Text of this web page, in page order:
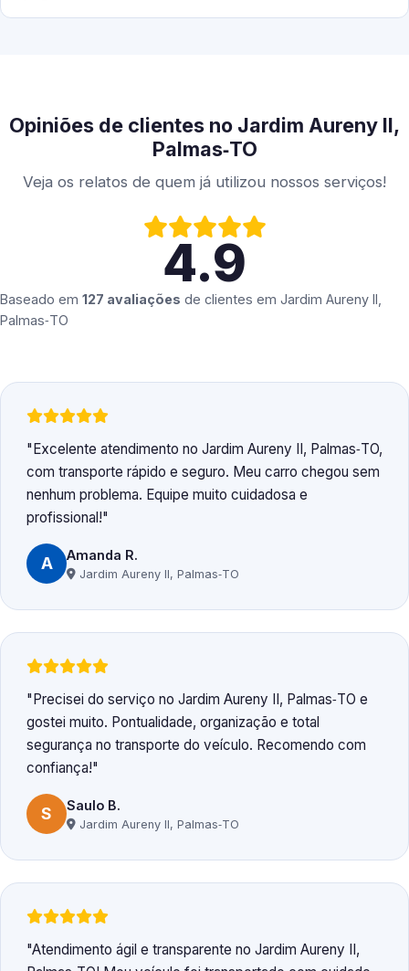
Opiniões de clientes no Jardim Aureny II,
Palmas‑TO
Veja os relatos de quem já utilizou nossos serviços!
4.9
Baseado em 127 avaliações de clientes em Jardim Aureny II,
Palmas‑TO
Excelente atendimento no Jardim Aureny II, Palmas‑TO,
com transporte rápido e seguro. Meu carro chegou sem
nenhum problema. Equipe muito cuidadosa e
profissional!
A Amanda R.
Jardim Aureny II, Palmas‑TO
Precisei do serviço no Jardim Aureny II, Palmas‑TO e
gostei muito. Pontualidade, organização e total
segurança no transporte do veículo. Recomendo com
confiança!
S Saulo B.
Jardim Aureny II, Palmas‑TO
Atendimento ágil e transparente no Jardim Aureny II,